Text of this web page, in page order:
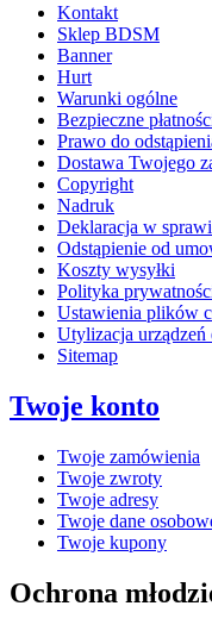
Kontakt
Sklep BDSM
Banner
Hurt
Warunki ogólne
Bezpieczne
Prawo do
Dostawa Twojego
Copyright
Nadruk
Deklaracja w
Odstąpienie od
Koszty wysyłki
Polityka
Ustawienia plików
Utylizacja
Sitemap
Twoje konto
Twoje zamówienia
Twoje zwroty
Twoje adresy
Twoje dane
Twoje kupony
Ochrona